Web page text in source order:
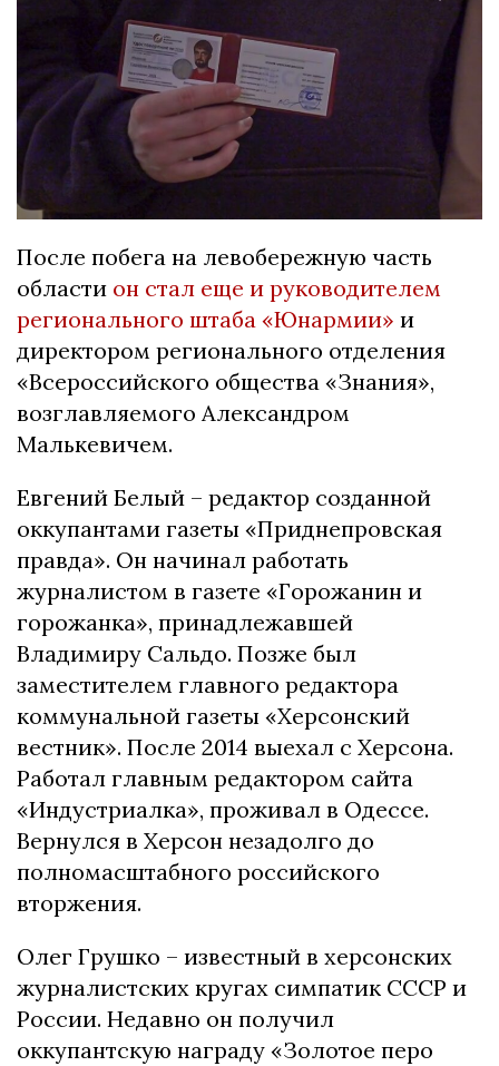
После побега на левобережную часть
области он стал еще и руководителем
регионального штаба «Юнармии» и
директором регионального отделения
«Всероссийского общества «Знания»,
возглавляемого Александром
Малькевичем.
Евгений Белый – редактор созданной
оккупантами газеты «Приднепровская
правда». Он начинал работать
журналистом в газете «Горожанин и
горожанка», принадлежавшей
Владимиру Сальдо. Позже был
заместителем главного редактора
коммунальной газеты «Херсонский
вестник». После 2014 выехал с Херсона.
Работал главным редактором сайта
«Индустриалка», проживал в Одессе.
Вернулся в Херсон незадолго до
полномасштабного российского
вторжения.
Олег Грушко – известный в херсонских
журналистских кругах симпатик СССР и
России. Недавно он получил
оккупантскую награду «Золотое перо